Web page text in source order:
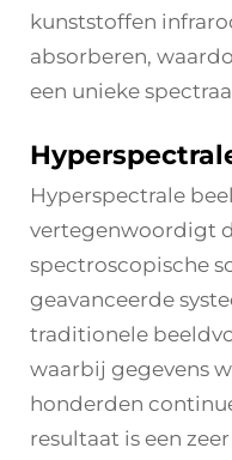
kunststoffen
absorberen,
een unieke
Hyperspectrale
vertegenwoordigt
spectroscopische
geavanceerde
traditionele
waarbij gegevens
honderden
resultaat is een